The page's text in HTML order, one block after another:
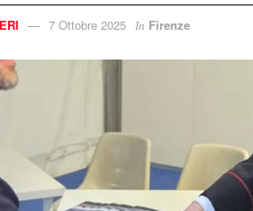
7 Ottobre 2025 In Firenze